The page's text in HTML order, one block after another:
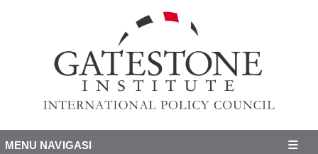
MENU NAVIGASI